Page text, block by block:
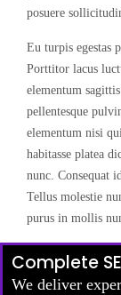
posuere
Eu turpis egestas
Porttitor lacus
elementum
pellentesque
elementum nisi
habitasse platea
nunc. Consequat
Tellus molestie
purus in mollis
Complete
We deliver